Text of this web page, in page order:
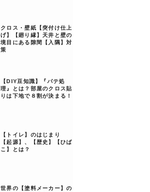
クロス・壁紙【突付け仕上
げ】【廻り縁】天井と壁の
境目にある隙間【入隅】対
策
【DIY豆知識】『パテ処
理』とは？部屋のクロス貼
りは下地で８割が決まる！
【トイレ】のはじまり
【起源】、【歴史】【ひば
こ】とは？
世界の【塗料メーカー】の